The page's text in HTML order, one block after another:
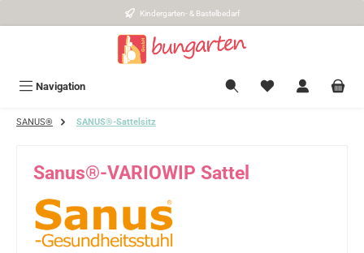
Kindergarten- & Bastelbedarf
Navigation
SANUS® SANUS®-Sattelsitz
Sanus®-VARIOWIP Sattel